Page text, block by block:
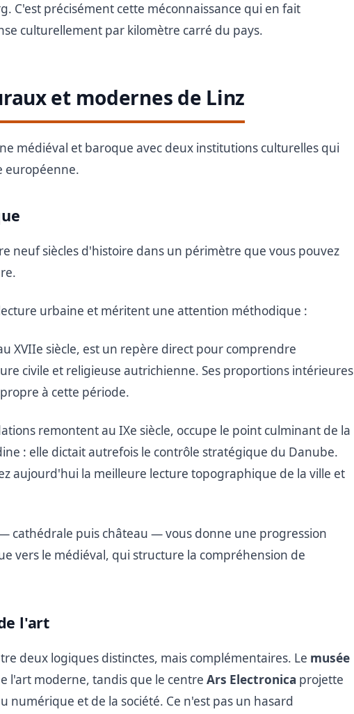
C'est précisément cette méconnaissance qui en fait
culturellement par kilomètre carré du pays.
et modernes de Linz
médiéval et baroque avec deux institutions culturelles qui
européenne.
neuf siècles d'histoire dans un périmètre que vous pouvez
urbaine et méritent une attention méthodique :
XVIIe siècle, est un repère direct pour comprendre
civile et religieuse autrichienne. Ses proportions intérieures
à cette période.
remontent au IXe siècle, occupe le point culminant de la
: elle dictait autrefois le contrôle stratégique du Danube.
aujourd'hui la meilleure lecture topographique de la ville et
cathédrale puis château — vous donne une progression
vers le médiéval, qui structure la compréhension de
l'art
deux logiques distinctes, mais complémentaires. Le musée
l'art moderne, tandis que le centre Ars Electronica projette
numérique et de la société. Ce n'est pas un hasard